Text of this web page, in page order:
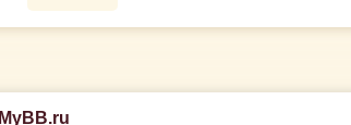
MyBB.ru